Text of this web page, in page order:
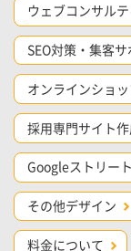
ウェブコンサル
SEO対策・集客サ
オンラインショ
採用専門サイト
Googleストリー
その他デザイン
料金について